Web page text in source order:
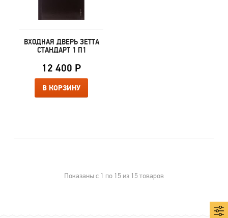
ВХОДНАЯ ДВЕРЬ ЗЕТТА
СТАНДАРТ 1 П1
12 400 Р
В КОРЗИНУ
Показаны с 1 по 15 из 15 товаров